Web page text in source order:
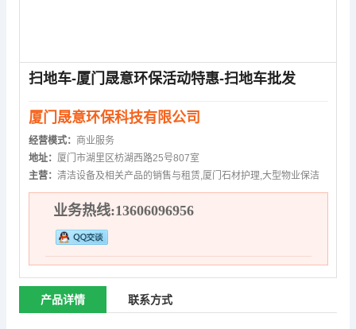
扫地车-厦门晟意环保活动特惠-扫地车批发
厦门晟意环保科技有限公司
经营模式： 商业服务
地址： 厦门市湖里区枋湖西路25号807室
主营： 清洁设备及相关产品的销售与租赁,厦门石材护理,大型物业保洁
业务热线:13606096956
产品详情 联系方式